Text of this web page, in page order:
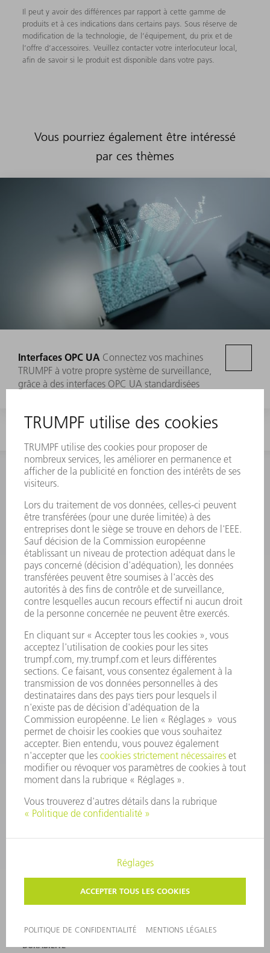
Il peut y avoir des différences par rapport à cette gamme de
produits et à ces indications dans certains pays. Sous réserve de
modification de la technologie, de l’équipement, du prix et de
l’offre d’accessoires. Veuillez contacter votre interlocuteur local,
afin de savoir si le produit est disponible dans votre pays.
Vous pourriez également être intéressé
par ces thèmes
Interfaces OPC UA Connectez vos machines
TRUMPF à votre propre système de surveillance,
grâce à des interfaces OPC UA standardisées
MANIFESTATIONS ET DATES
À RETENIR
ABONNEMENT À LA
NEWSLETTER TRUMPF
SERVICES EN LIGNE
CONTACT
SITES
MANIFESTATIONS ET DATES À RETENIR
INSCRIPTION À LA NEWSLETTER
MYTRUMPF
FICHES DE DONNÉES DE SÉCURITÉ
PRODUITS
MACHINES & SYSTÈMES
LASER
ELECTRONIQUE DE PUISSANCE
OUTILS ÉLECTRIQUES
SMART FACTORY
LOGICIEL
SERVICES
APPLICATIONS
ENTREPRISE
CARRIÈRE
PROFIL DE L'ENTREPRISE
SYSTÈME D'ALERTE
MAGAZINE
DURABILITÉ